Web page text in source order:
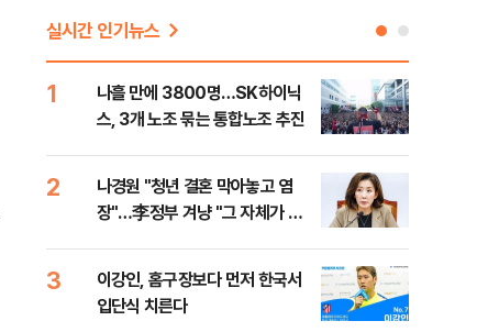
실시간 인기뉴스
1
나흘 만에 3800명…SK하이닉
스, 3개 노조 묶는 통합노조 추진
2
나경원 "청년 결혼 막아놓고 염
장"…李정부 겨냥 "그 자체가 결
3
이강인, 홈구장보다 먼저 한국서
입단식 치른다